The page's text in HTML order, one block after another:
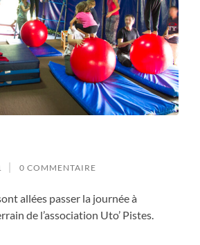
0 COMMENTAIRE
allées passer la journée à
de l’association Uto’ Pistes.